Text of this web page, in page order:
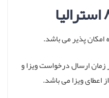
پذیر می باشد.
ارسال درخواست ویزا و
اعطای ویزا می باشد.